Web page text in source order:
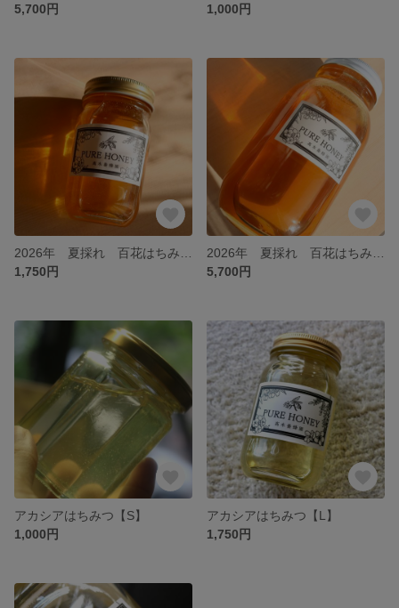
5,700円
1,000円
1,750円
5,700円
アカシアはちみつ【S】
1,000円
アカシアはちみつ【L】
1,750円